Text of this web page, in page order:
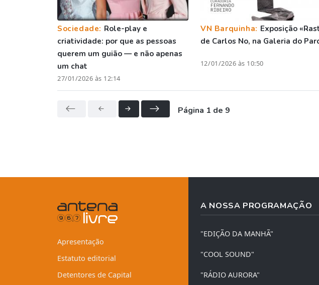
Sociedade: Role-play e
criatividade: por que as pessoas
querem um guião — e não apenas
um chat
27/01/2026 às 12:14
VN Barquinha: Exposição
de Carlos No, na Galeria do
12/01/2026 às 10:50
Página 1 de 9
Apresentação
Estatuto editorial
Detentores de Capital
A NOSSA PROGRAMAÇÃO
"EDIÇÃO DA MANHÃ"
"COOL SOUND"
"RÁDIO AURORA"